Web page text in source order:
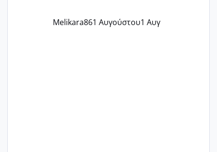
Melikara861 Αυγούστου1 Αυγ